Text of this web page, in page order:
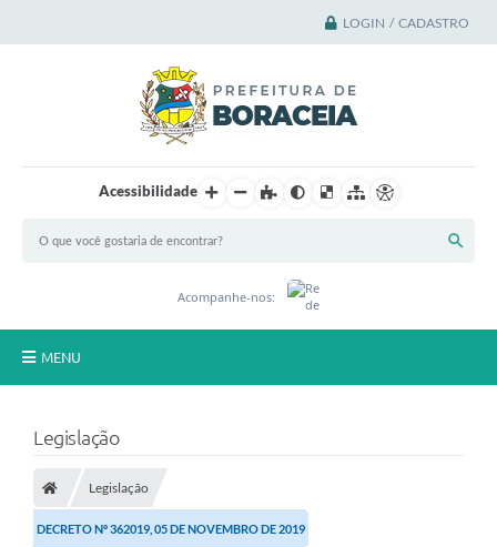
LOGIN / CADASTRO
Acessibilidade
Acompanhe-nos:
MENU
A Cidade
A Prefeitura
Notícias
Legislação
Legislação
DECRETO Nº 362019, 05 DE NOVEMBRO DE 2019